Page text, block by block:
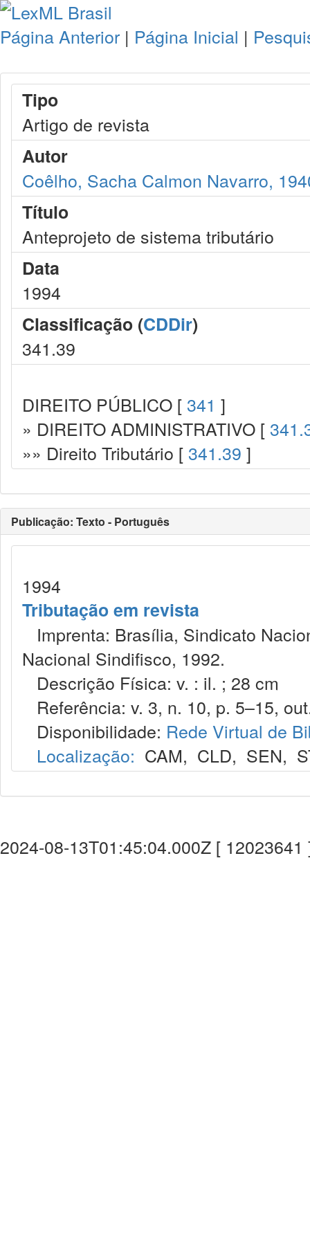
Página Anterior | Página Inicial |
Tipo
Artigo de revista
Autor
Coêlho, Sacha Calmon Navarro,
Título
Anteprojeto de sistema tributário
Data
1994
Classificação (CDDir)
341.39
DIREITO PÚBLICO [ 341 ]
» DIREITO ADMINISTRATIVO [
»» Direito Tributário [ 341.39 ]
Publicação: Texto - Português
1994
Tributação em revista
Imprenta: Brasília, Sindicato
Nacional Sindifisco, 1992.
Descrição Física: v. : il. ; 28 cm
Referência: v. 3, n. 10, p. 5–15,
Disponibilidade: Rede Virtual de
Localização: CAM, CLD, SEN,
2024-08-13T01:45:04.000Z [ 12023641